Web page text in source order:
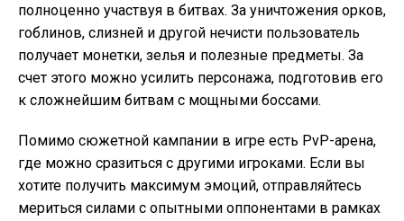
полноценно участвуя в битвах. За уничтожения орков,
гоблинов, слизней и другой нечисти пользователь
получает монетки, зелья и полезные предметы. За
счет этого можно усилить персонажа, подготовив его
к сложнейшим битвам с мощными боссами.
Помимо сюжетной кампании в игре есть PvP-арена,
где можно сразиться с другими игроками. Если вы
хотите получить максимум эмоций, отправляйтесь
мериться силами с опытными оппонентами в рамках